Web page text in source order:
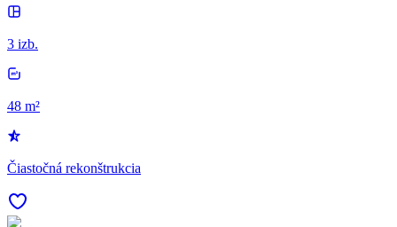
3 izb.
48 m²
Čiastočná rekonštrukcia